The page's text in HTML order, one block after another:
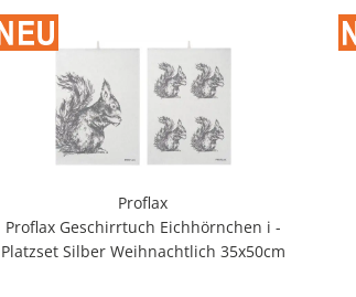
Proflax
Proflax Geschirrtuch Eichhörnchen i -
Platzset Silber Weihnachtlich 35x50cm